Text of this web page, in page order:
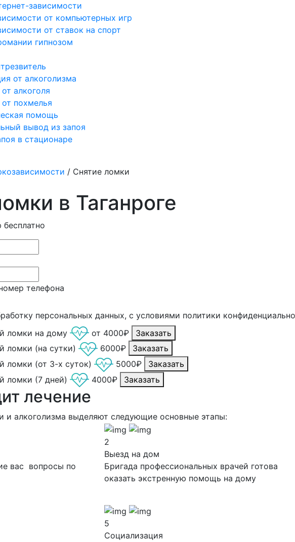
зависимости
от компьютерных игр
от ставок на спорт
гипнозом
от алкоголизма
алкоголя
похмелья
помощь
вывод из запоя
в стационаре
/ Снятие ломки
в Таганроге
бесплатно
телефона
персональных данных, с условиями политики
ломки на дому
от 4000₽
Заказать
ломки (на сутки)
6000₽
Заказать
ломки (от 3-х суток)
5000₽
Заказать
ломки (7 дней)
4000₽ Заказать
лечение
и алкоголизма выделяют следующие основные этапы:
вас вопросы по
2
Выезд на дом
Бригада профессиональных врачей готова
оказать экстренную помощь на дому
5
Социализация